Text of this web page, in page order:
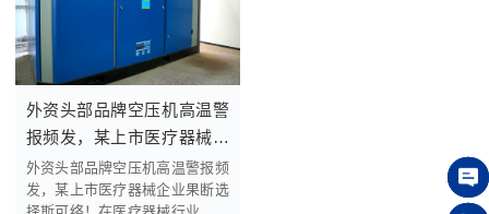
外资头部品牌空压机高温警
报频发，某上市医疗器械企
业果断选择斯可络！
外资头部品牌空压机高温警报频
发，某上市医疗器械企业果断选
在线